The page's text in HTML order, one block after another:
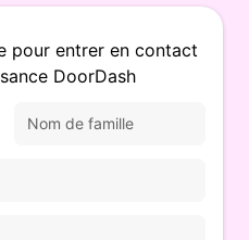
pour entrer en contact
DoorDash